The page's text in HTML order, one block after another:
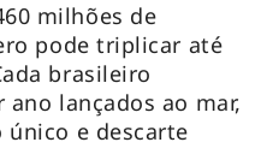
milhões de
pode triplicar até
brasileiro
lançados ao mar,
único e descarte